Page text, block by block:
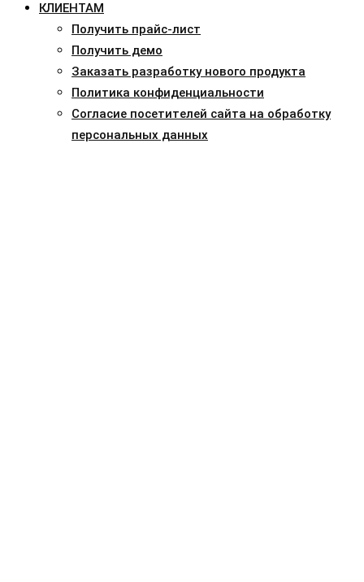
КЛИЕНТАМ
Получить прайс-лист
Получить демо
Заказать разработку нового продукта
Политика конфиденциальности
Согласие посетителей сайта на обработку
персональных данных